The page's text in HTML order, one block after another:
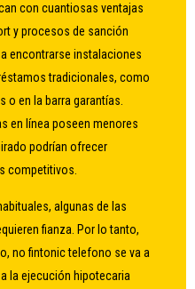
con cuantiosas ventajas
y procesos de sanción
encontrarse instalaciones
tradicionales, como
o en la barra garantías.
en línea poseen menores
podrían ofrecer
competitivos.
algunas de las
fianza. Por lo tanto,
nofintonic telefono se va a
la ejecución hipotecaria